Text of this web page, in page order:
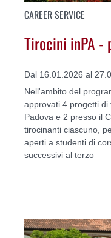
CAREER SERVICE
Tirocini inPA -
Dal 16.01.2026 al
Nell'ambito del
approvati 4 progetti
Padova e 2 presso il
tirocinanti ciascuno,
aperti a studenti di
successivi al terzo